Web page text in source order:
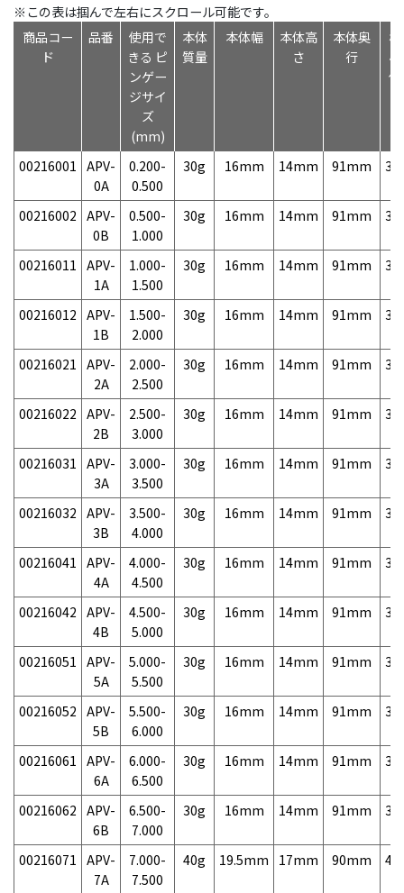
※この表は掴んで左右にスクロール可能です。
商品コー
ド
品番
使用で
きる ピ
ンゲー
ジサイ
ズ
(mm)
本体
質量
本体幅
本体高
さ
本体奥
行
00216001 APV-
0A
0.200-
0.500
30g 16mm 14mm 91mm
00216002 APV-
0B
0.500-
1.000
30g 16mm 14mm 91mm
00216011 APV-
1A
1.000-
1.500
30g 16mm 14mm 91mm
00216012 APV-
1B
1.500-
2.000
30g 16mm 14mm 91mm
00216021 APV-
2A
2.000-
2.500
30g 16mm 14mm 91mm
00216022 APV-
2B
2.500-
3.000
30g 16mm 14mm 91mm
00216031 APV-
3A
3.000-
3.500
30g 16mm 14mm 91mm
00216032 APV-
3B
3.500-
4.000
30g 16mm 14mm 91mm
00216041 APV-
4A
4.000-
4.500
30g 16mm 14mm 91mm
00216042 APV-
4B
4.500-
5.000
30g 16mm 14mm 91mm
00216051 APV-
5A
5.000-
5.500
30g 16mm 14mm 91mm
00216052 APV-
5B
5.500-
6.000
30g 16mm 14mm 91mm
00216061 APV-
6A
6.000-
6.500
30g 16mm 14mm 91mm
00216062 APV-
6B
6.500-
7.000
30g 16mm 14mm 91mm
00216071 APV-
7A
7.000-
7.500
40g 19.5mm 17mm 90mm